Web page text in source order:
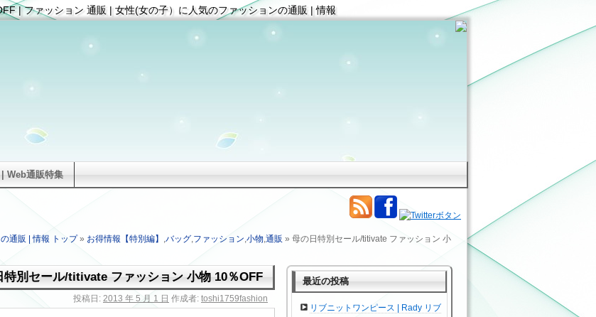
| ファッション 通販 | 女性(女の子）に人気のファッションの通販 | 情報
通販 | 情報 トップ» お得情報【特別編】 ,バッグ,ファッション,小物,通販 » 母の日特別セール/titivate ファッション 小
特別セール/titivate ファッション 小物 10％OFF
投稿日: 2013 年 5 月 1 日 作成者: toshi1759fashion
最近の投稿
リブニットワンピース | Rady リブ
Web通販特集